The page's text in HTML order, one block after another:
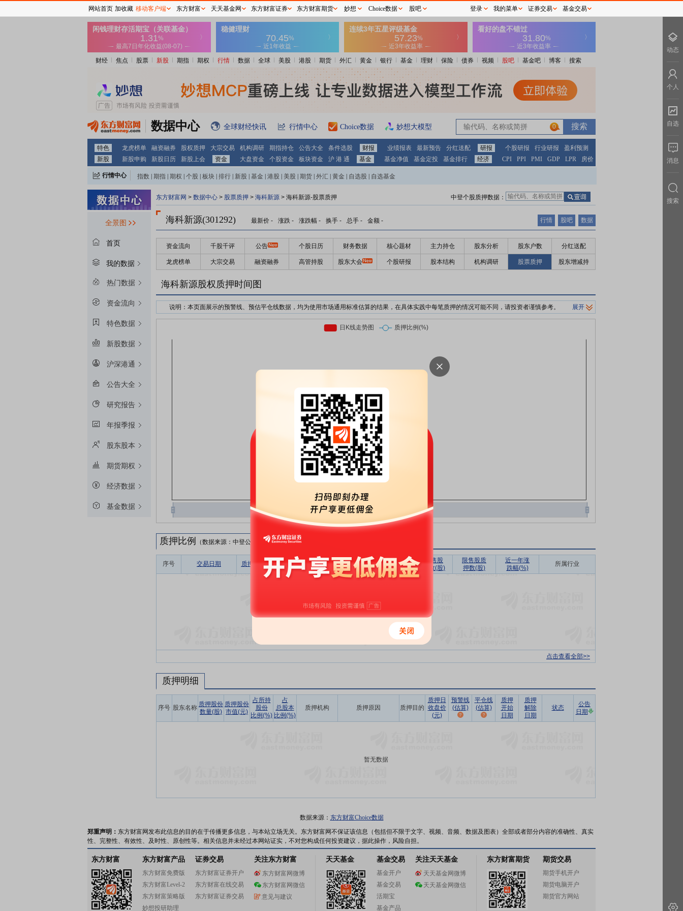
财经 焦点 股票 新股 期指 期权 行情 数据 全球 美股 港股 期货 外汇 黄金 银行 基金 理财 保险 债券 视频 股吧 基金吧 博客 搜索
数据中心 全球财经快讯 行情中心 Choice数据 妙想大模型 0
特色 龙虎榜单 融资融券 股权质押 大宗交易 机构调研 期指持仓 公告大全 条件选股 财报 业绩报表 最新预告 分红送配 研报 个股研报 行业研报
盈利预测
新股
新股申购 新股日历 新股上会 资金 大盘资金 个股资金 板块资金 沪 港 通 基金 基金净值 基金定投 基金排行 经济 CPI PPI PMI GDP LPR 房价
行情中心 指数 期指 期权 个股 板块 排行 新股 基金 港股 美股 期货 外汇 黄金 自选股 自选基金
全景图
首页
我的数据
热门数据
资金流向
特色数据
新股数据
沪深港通
公告大全
研究报告
年报季报
股东股本
期货期权
经济数据
基金数据
东方财富网 > 数据中心 > 股票质押 > 海科新源 > 海科新源-股票质押 中登个股质押数据：
海科新源(301292) 最新价 - 涨跌 - 涨跌幅 - 换手 - 总手 - 金额 - 行情 股吧 数据
资金流向 千股千评 公告 个股日历 财务数据 核心题材 主力持仓 股东分析 股东户数 分红送配
龙虎榜单 大宗交易 融资融券 高管持股 股东大会 个股研报 股本结构 机构调研 股票质押 股东增减持
海科新源股权质押时间图
说明：本页面展示的预警线、预估平仓线数据，均为使用市场通用标准估算的结果，在具体实践中每笔质押的情况可能不同，请投资者谨慎参考。
接受股权质押的金融机构为了防止股价下跌对自己的利益造成损失，对质押个股的股价设置预警价格与强制平仓价格。
预警线算法：冻结起始日收盘价前复权*质押率*预警线比例
预警线/平仓线比例：目前市场上通用的标准有两个，分别是160%/140%和150%/130%；此处计算时使用160%/140%标准。
展开
质押比例 （数据来源：中登公司）
序号 交易日期 质押比例(%) 质押股数(股) 质押市值(元) 质押笔数
无限售股
质押数(股)
限售股质
押数(股)
近一年涨
跌幅(%)
所属行业
暂无数据
点击查看全部>>
质押明细
序号 股东名称 质押股份
数量(股)
质押股份
市值(元)
占所持
股份
比例(%)
占
总股本
比例(%)
质押机构 质押原因 质押目的
质押日
收盘价
(元)
预警线
(估算)
平仓线
(估算)
质押
开始
日期
质押
解除
日期
状态
公告
日期
暂无数据
数据来源： 东方财富Choice数据
郑重声明： 东方财富网发布此信息的目的在于传播更多信息，与本站立场无关。东方财富网不保证该信息（包括但不限于文字、视频、音频、数据及图表）全部或者部分内容的准确性、真实
性、完整性、有效性、及时性、原创性等。相关信息并未经过本网站证实，不对您构成任何投资建议，据此操作，风险自担。
东方财富 东方财富产品
东方财富免费版
东方财富Level-2
东方财富策略版
妙想投研助理
证券交易
东方财富证券开户
东方财富在线交易
东方财富证券交易
关注东方财富
东方财富网微博
东方财富网微信
意见与建议
天天基金 基金交易
基金开户
基金交易
活期宝
基金产品
关注天天基金
天天基金网微博
天天基金网微信
东方财富期货 期货交易
期货手机开户
期货电脑开户
期货官方网站
网站首页 加收藏 移动客户端 东方财富 天天基金网 东方财富证券 东方财富期货 妙想 Choice数据 股吧 登录 我的菜单 证券交易 基金交易
动态
个人
自选
消息
搜索